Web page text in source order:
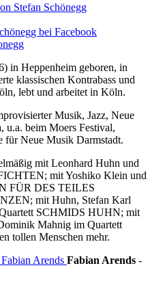
in Heppenheim geboren, in
klassischen Kontrabass und
lebt und arbeitet in Köln.
Musik, Jazz, Neue
u.a. beim Moers Festival,
für Neue Musik Darmstadt.
mit Leonhard Huhn und
mit Yoshiko Klein und
FÜR DES TEILES
mit Huhn, Stefan Karl
SCHMIDS HUHN; mit
Mahnig im Quartett
tollen Menschen mehr.
Fabian Arends -